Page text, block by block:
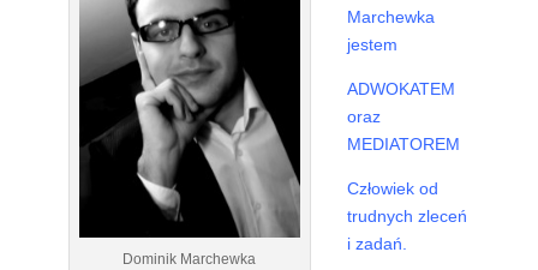
Dominik Marchewka
Marchewka
jestem
ADWOKATEM
oraz
MEDIATOREM
Człowiek od
trudnych zleceń
i zadań.